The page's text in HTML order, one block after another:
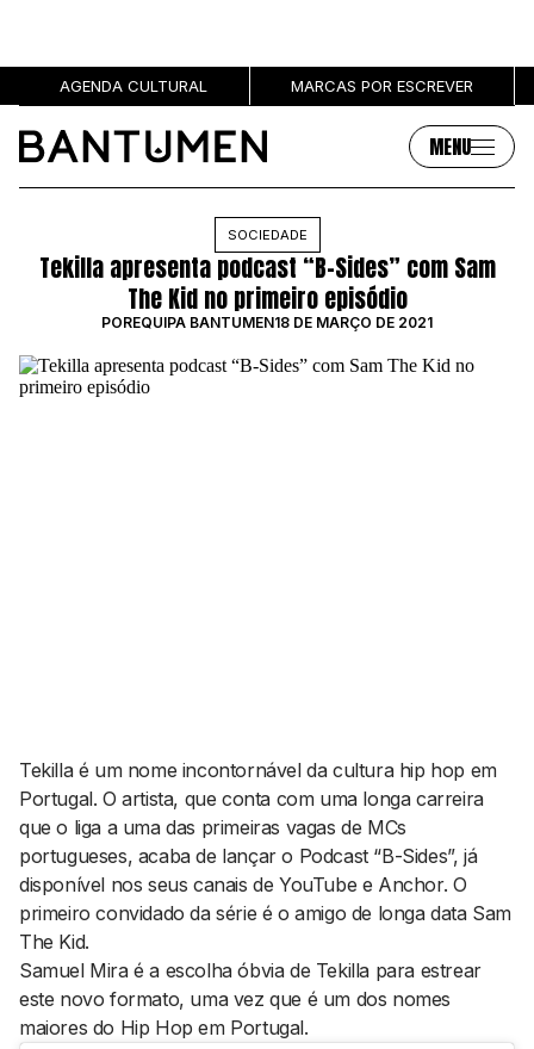
AGENDA CULTURAL MARCAS POR ESCREVER
MENU
MÚSICA
GRL PWR
ENTREVISTAS
Sobre
SOBRE NÓS
PUBLICIDADE
MARCAS
Contactos
EMAIL
GERAL@BANTUMEN.COM
WHATSAPP
+351 912 127 577
Pesquisar
SOCIEDADE
Tekilla apresenta podcast “B-Sides” com Sam
The Kid no primeiro episódio
POREQUIPA BANTUMEN18 DE MARÇO DE 2021
Tekilla é um nome incontornável da cultura hip hop em
Portugal. O artista, que conta com uma longa carreira
que o liga a uma das primeiras vagas de MCs
portugueses, acaba de lançar o Podcast “B-Sides”, já
disponível nos seus canais de YouTube e Anchor. O
primeiro convidado da série é o amigo de longa data Sam
The Kid.
Samuel Mira é a escolha óbvia de Tekilla para estrear
este novo formato, uma vez que é um dos nomes
maiores do Hip Hop em Portugal.